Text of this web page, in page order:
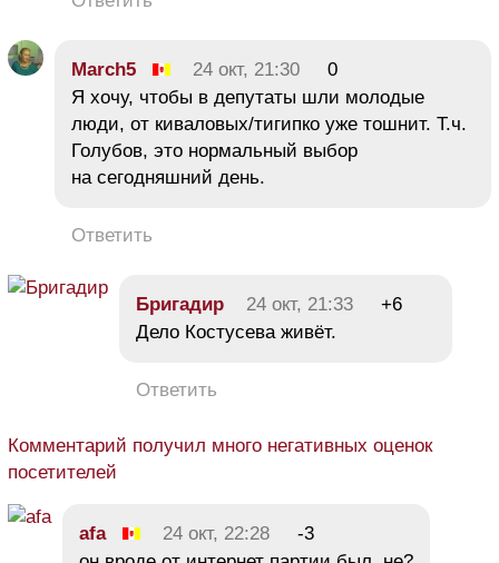
March5 24 окт, 21:30
0
Я хочу, чтобы в депутаты шли молодые
люди, от киваловых/тигипко уже тошнит. Т.ч.
Голубов, это нормальный выбор
на сегодняшний день.
Ответить
Бригадир 24 окт, 21:33
+6
Дело Костусева живёт.
Ответить
Комментарий получил много негативных оценок
посетителей
afa 24 окт, 22:28
-3